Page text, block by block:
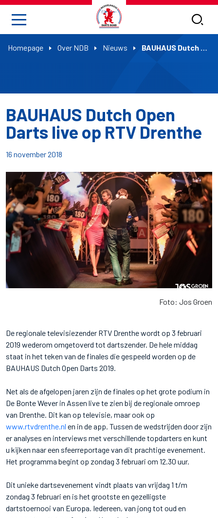
Homepage Over NDB Nieuws BAUHAUS Dutch Open Darts live op RTV Drenthe
BAUHAUS Dutch Open
Darts live op RTV Drenthe
16 november 2018
Foto: Jos Groen
De regionale televisiezender RTV Drenthe wordt op 3 februari
2019 wederom omgetoverd tot dartszender. De hele middag
staat in het teken van de finales die gespeeld worden op de
BAUHAUS Dutch Open Darts 2019.
Net als de afgelopen jaren zijn de finales op het grote podium in
De Bonte Wever in Assen live te zien bij de regionale omroep
van Drenthe. Dit kan op televisie, maar ook op
www.rtvdrenthe.nl en in de app. Tussen de wedstrijden door zijn
er analyses en interviews met verschillende topdarters en kunt
u kijken naar een sfeerreportage van dit prachtige evenement.
Het programma begint op zondag 3 februari om 12.30 uur.
Dit unieke dartsevenement vindt plaats van vrijdag 1 t/m
zondag 3 februari en is het grootste en gezelligste
dartstoernooi van Europa. Iedereen, van jong tot oud en